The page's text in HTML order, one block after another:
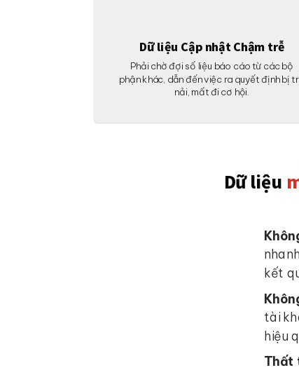
Dữ liệu Cập nhật Chậm trễ
Phải chờ đợi số liệu báo cáo từ các bộ
phận khác, dẫn đến việc ra quyết định bị
nải, mất đi cơ hội.
Dữ liệu
kết
tài
hiệu
Thất